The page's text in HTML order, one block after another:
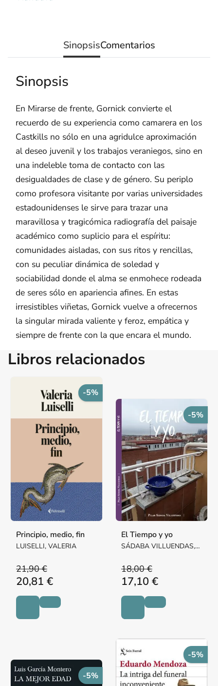
SinopsisComentarios
Sinopsis
En Mirarse de frente, Gornick convierte el
recuerdo de su experiencia como camarera en los
Castkills no sólo en una agridulce aproximación
al deseo juvenil y los trabajos veraniegos, sino en
una indeleble toma de contacto con las
desigualdades de clase y de género. Su periplo
como profesora visitante por varias universidades
estadounidenses le sirve para trazar una
maravillosa y tragicómica radiografía del paisaje
académico como suplicio para el espíritu:
comunidades aisladas, con sus ritos y rencillas,
con su peculiar dinámica de soledad y
sociabilidad donde el alma se enmohece rodeada
de seres sólo en apariencia afines. En estas
irresistibles viñetas, Gornick vuelve a ofrecernos
la singular mirada valiente y feroz, empática y
siempre de frente con la que encara el mundo.
Libros relacionados
-5%
Principio, medio, fin
LUISELLI, VALERIA
21,90 €
20,81 €
-5%
El Tiempo y yo
SÁDABA VILLUENDAS,
18,00 €
17,10 €
-5%
-5%